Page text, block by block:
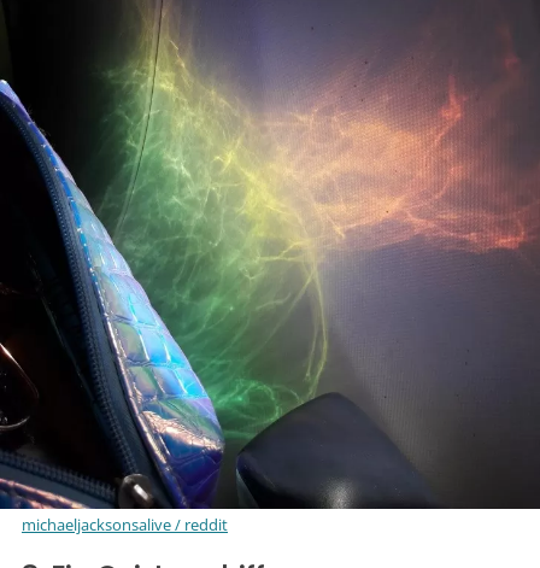
michaeljacksonsalive / reddit